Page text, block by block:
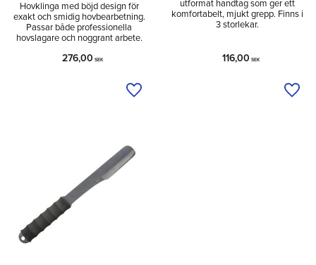
Hovklinga med böjd design för
exakt och smidig hovbearbetning.
Passar både professionella
hovslagare och noggrant arbete.
276,00 SEK
Lägg till i önskelista
utformat handtag som ger ett
komfortabelt, mjukt grepp. Finns i
3 storlekar.
116,00 SEK